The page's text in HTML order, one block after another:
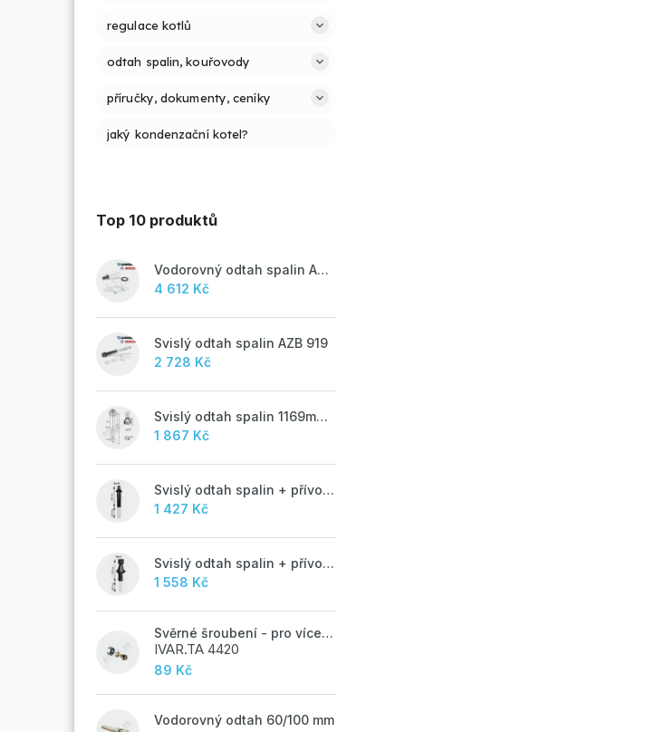
regulace kotlů
odtah spalin, kouřovody
příručky, dokumenty, ceníky
jaký kondenzační kotel?
Top 10 produktů
Vodorovný odtah spalin AZB 918
4 612 Kč
Svislý odtah spalin AZB 919
2 728 Kč
Svislý odtah spalin 1169mm, AZB 917
1 867 Kč
Svislý odtah spalin + přívod vzduchu 60/100 mm - M
1 427 Kč
Svislý odtah spalin + přívod vzduchu 60/100 mm - A
1 558 Kč
Svěrné šroubení - pro vícevrstvé potrubí ALPEX - 16x2 ALU-EK
IVAR.TA 4420
89 Kč
Vodorovný odtah 60/100 mm